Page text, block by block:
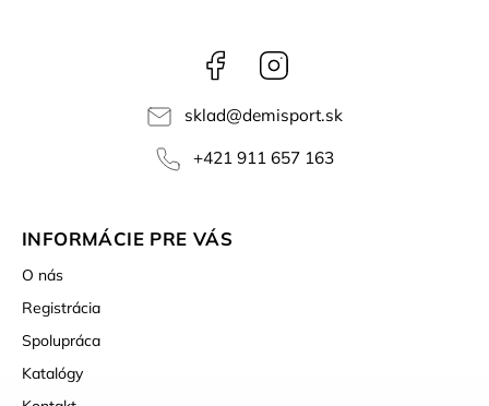
Facebook
sklad@demisport.sk
+421 911 657 163
INFORMÁCIE PRE VÁS
O nás
Registrácia
Spolupráca
Katalógy